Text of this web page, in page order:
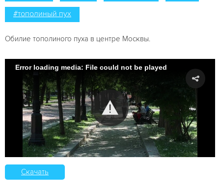
#тополиный пух
Обилие тополиного пуха в центре Москвы.
Error loading media: File could not be played
Скачать